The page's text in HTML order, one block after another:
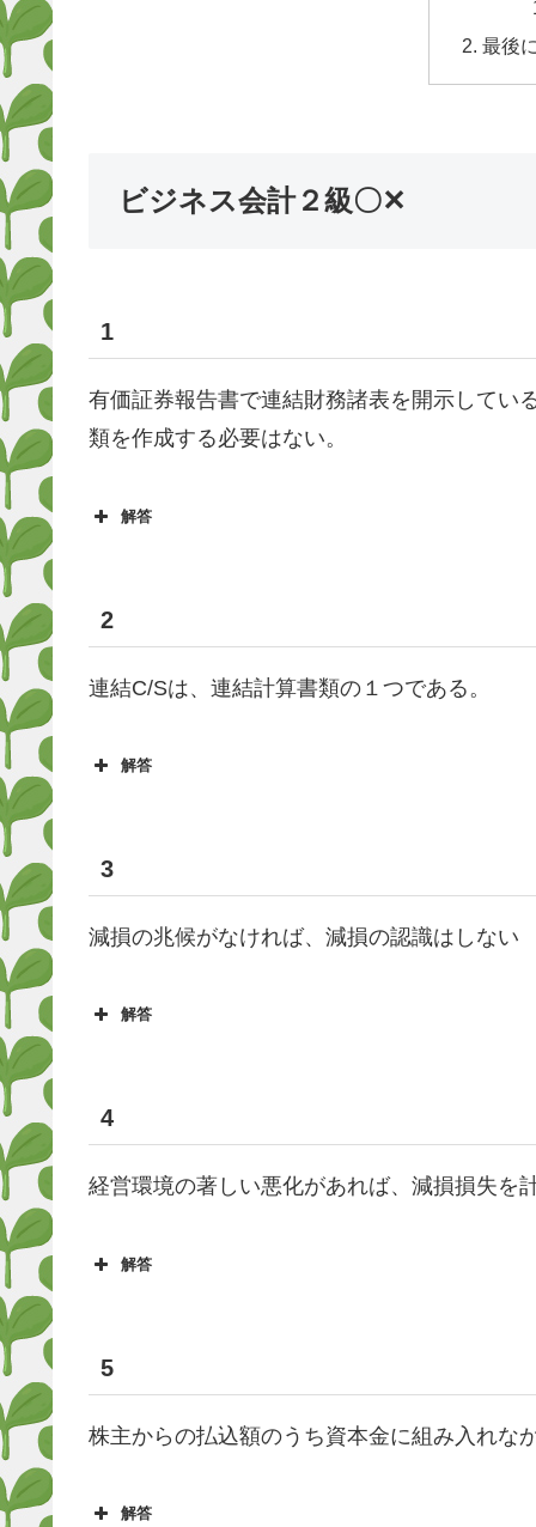
最後
ビジネス会計２級〇✕
1
有価証券報告書で連結財務諸表を開示してい
類を作成する必要はない。
解答
2
連結C/Sは、連結計算書類の１つである。
解答
3
減損の兆候がなければ、減損の認識はしない
解答
4
経営環境の著しい悪化があれば、減損損失を
解答
5
株主からの払込額のうち資本金に組み入れな
解答